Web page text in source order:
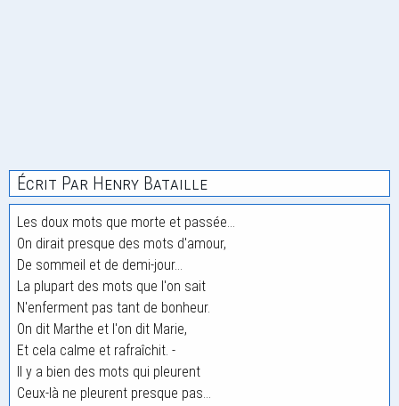
Écrit Par Henry Bataille
Les doux mots que morte et passée...
On dirait presque des mots d'amour,
De sommeil et de demi-jour...
La plupart des mots que l'on sait
N'enferment pas tant de bonheur.
On dit Marthe et l'on dit Marie,
Et cela calme et rafraîchit. -
Il y a bien des mots qui pleurent
Ceux-là ne pleurent presque pas...